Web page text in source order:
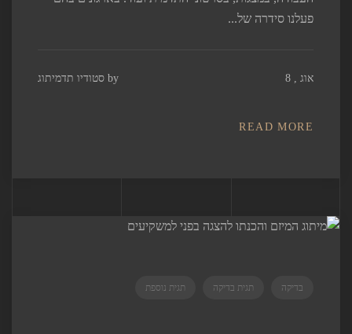
פעלנו סידרה של...
by סטודיו תדמיתוג אוג , 8
READ MORE
בדיקה תגית בדיקה תגית נוספת